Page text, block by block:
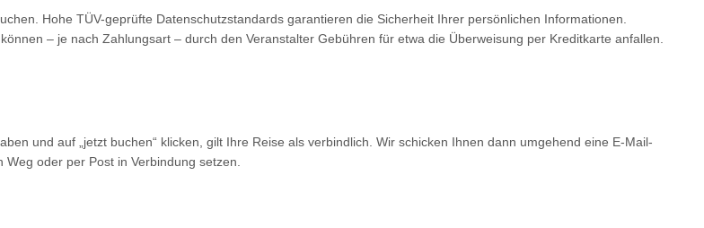
Hohe TÜV-geprüfte Datenschutzstandards garantieren die Sicherheit Ihrer persönlichen Informationen.
– je nach Zahlungsart – durch den Veranstalter Gebühren für etwa die Überweisung per Kreditkarte anfallen.
und auf „jetzt buchen“ klicken, gilt Ihre Reise als verbindlich. Wir schicken Ihnen dann umgehend eine E-Mail-
oder per Post in Verbindung setzen.